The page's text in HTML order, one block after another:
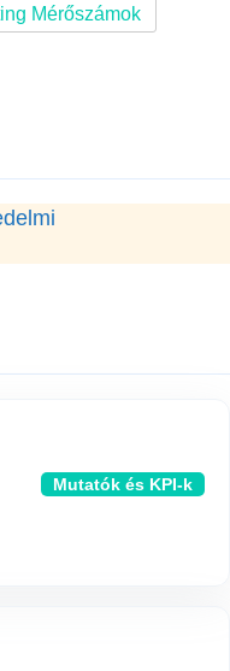
Mérőszámok
Mutatók és KPI-k